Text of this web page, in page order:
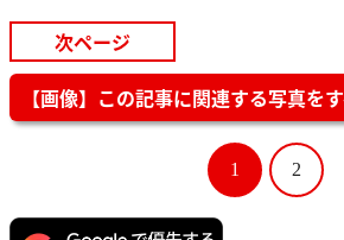
次ページ
【画像】この記事に関連する写真を
1 2